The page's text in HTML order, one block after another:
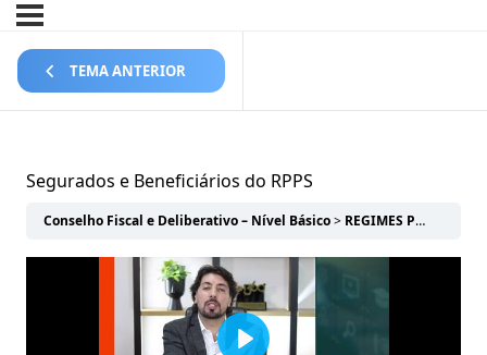
TEMA ANTERIOR
Segurados e Beneficiários do RPPS
Conselho Fiscal e Deliberativo – Nível Básico REGIMES PRÓPRIOS DE PREVIDÊNCIA SOCIAL-RPPS